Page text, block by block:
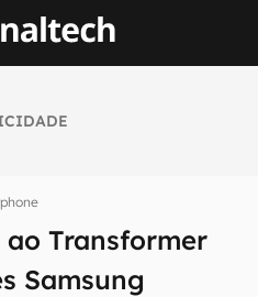
Transformer
Samsung
em primeira